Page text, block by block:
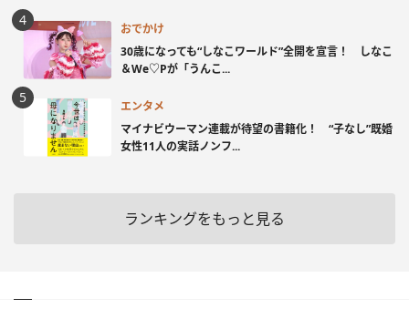
おでかけ
30歳になっても“しなこワールド”全開を宣言！ しなこ
＆We♡Pが「うんこ...
エンタメ
マイナビウーマン連載が待望の書籍化！ “子なし”既婚
女性11人の実話ノンフ...
ランキングをもっと見る